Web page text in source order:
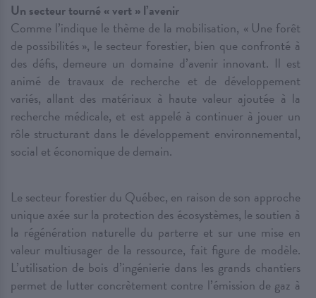
Un secteur tourné « vert » l’avenir
Comme l’indique le thème de la mobilisation, « Une forêt
de possibilités », le secteur forestier, bien que confronté à
des défis, demeure un domaine d’avenir innovant. Il est
animé de travaux de recherche et de développement
variés, allant des matériaux à haute valeur ajoutée à la
recherche médicale, et est appelé à continuer à jouer un
rôle structurant dans le développement environnemental,
social et économique de demain.
Le secteur forestier du Québec, en raison de son approche
unique axée sur la protection des écosystèmes, le soutien à
la régénération naturelle du parterre et sur une mise en
valeur multiusager de la ressource, fait figure de modèle.
L’utilisation de bois d’ingénierie dans les grands chantiers
permet de lutter concrètement contre l’émission de gaz à